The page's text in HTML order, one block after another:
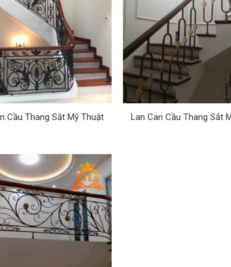
Cầu Thang Sắt Mỹ Thuật Lan Can Cầu Thang Sắt